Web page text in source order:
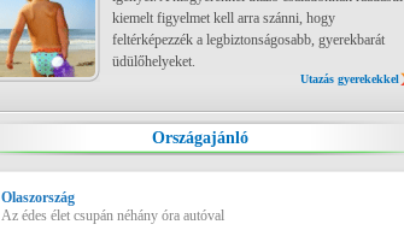
kiemelt figyelmet kell arra szánni, hogy
feltérképezzék a legbiztonságosabb, gyerekbarát
üdülőhelyeket.
Utazás gyerekekkel
Országajánló
Olaszország
Az édes élet csupán néhány óra autóval